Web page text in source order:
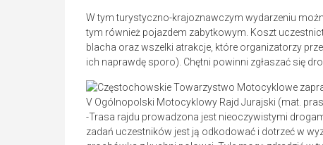
W tym turystyczno-krajoznawczym wydarzeniu
tym również pojazdem zabytkowym. Koszt
blacha oraz wszelki atrakcje, które organizatorzy
ich naprawdę sporo). Chętni powinni zgłaszać się
V Ogólnopolski Motocyklowy Rajd Jurajski (mat.
-Trasa rajdu prowadzona jest nieoczywistymi
zadań uczestników jest ją odkodować i dotrzeć w